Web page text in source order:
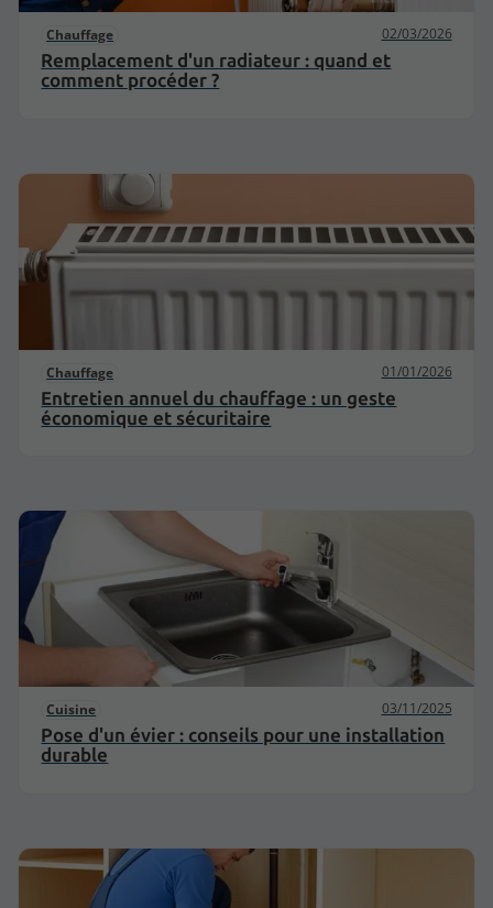
Chauffage 02/03/2026
Remplacement d'un radiateur : quand et
comment procéder ?
Chauffage 01/01/2026
Entretien annuel du chauffage : un geste
économique et sécuritaire
Cuisine 03/11/2025
Pose d'un évier : conseils pour une installation
durable